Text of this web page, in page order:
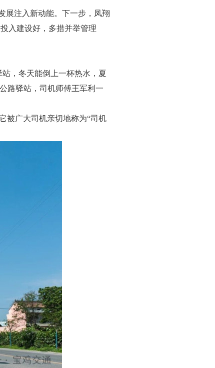
展注入新动能。下一步，凤翔
入建设好，多措并举管理
，冬天能倒上一杯热水，夏
路驿站，司机师傅王军利一
被广大司机亲切地称为“司机